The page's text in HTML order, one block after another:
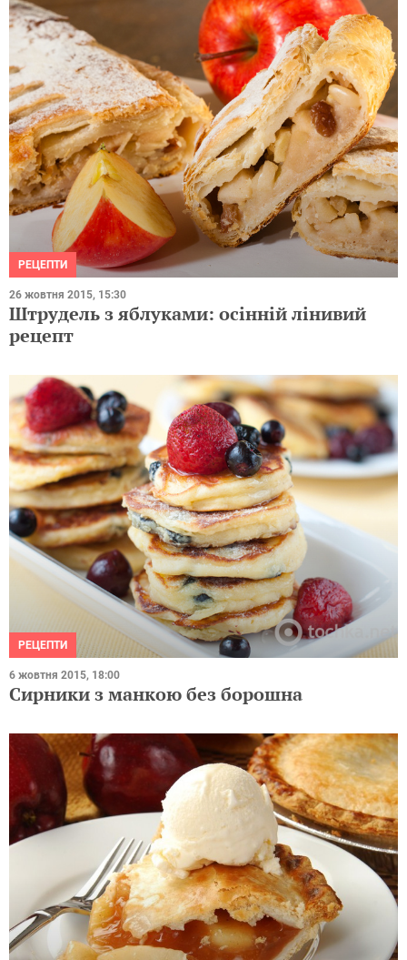
РЕЦЕПТИ
26 жовтня 2015, 15:30
Штрудель з яблуками: осінній лінивий
рецепт
РЕЦЕПТИ
6 жовтня 2015, 18:00
Сирники з манкою без борошна